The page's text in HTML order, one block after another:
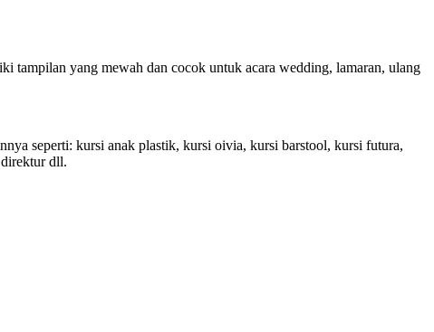
tampilan yang mewah dan cocok untuk acara wedding, lamaran, ulang
seperti: kursi anak plastik, kursi oivia, kursi barstool, kursi futura,
dll.